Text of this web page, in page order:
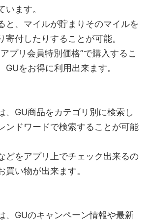
います。
と、マイルが貯まりそのマイルを
寄付したりすることが可能。
プリ会員特別価格”で購入するこ
GUをお得に利用出来ます。
、GU商品をカテゴリ別に検索し
ンドワードで検索することが可能
どをアプリ上でチェック出来るの
買い物が出来ます。
、GUのキャンペーン情報や最新